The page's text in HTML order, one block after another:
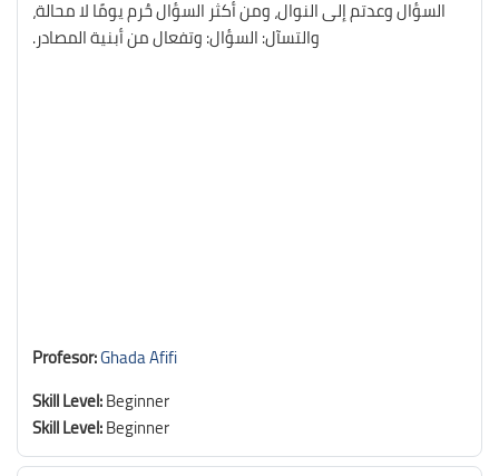
السؤال وعدتم إلى النوال، ومن أكثر السؤال حُرم يومًا لا محالة،
والتسآل: السؤال: وتفعال من أبنية المصادر.
Profesor:Ghada Afifi
Skill Level:Beginner
Skill Level:Beginner